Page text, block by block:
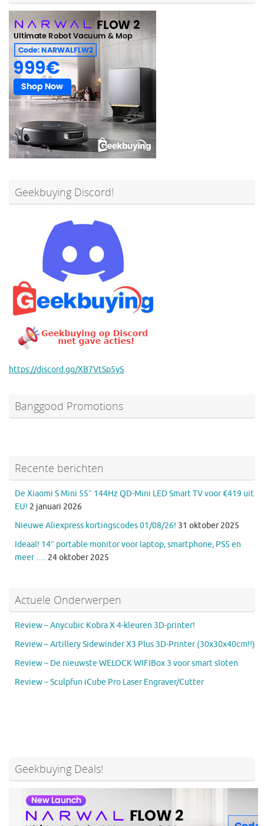
Geekbuying Discord!
https://discord.gg/XB7VtSp5yS
Banggood Promotions
Recente berichten
De Xiaomi S Mini 55″ 144Hz QD-Mini LED Smart TV voor €419 uit
EU! 2 januari 2026
Nieuwe Aliexpress kortingscodes 01/08/26! 31 oktober 2025
Ideaal! 14″ portable monitor voor laptop, smartphone, PS5 en
meer …. 24 oktober 2025
Actuele Onderwerpen
Review – Anycubic Kobra X 4-kleuren 3D-printer!
Review – Artillery Sidewinder X3 Plus 3D-Printer (30x30x40cm!!)
Review – De nieuwste WELOCK WIFIBox 3 voor smart sloten
Review – Sculpfun iCube Pro Laser Engraver/Cutter
Geekbuying Deals!